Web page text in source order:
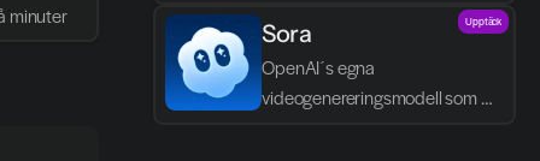
minuter
Sora
OpenAI´s egna
videogenereringsmodell som
Upptäck